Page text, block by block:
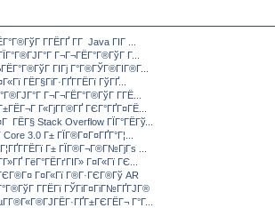
Г­ГЁГҐ Г­Г Java ГІГ ...
Г¬Г¬ГЁГ°Г®ГўГ Г­...
ГІГј Г°Г®ГЎГ®ГІГ®Г...
ГЁГ§ГіГ·ГҐГ­ГЁГї ГўГҐ...
Г¬Г¬ГЁГ°Г®ГўГ Г­ГЁ...
Г«ГјГ­Г®ГҐ ГЄГ°ГҐГ¤ГЁ...
Stack Overflow ГЇГ°ГЁГў...
3.0 Г± ГЇГ®Г¤Г¤ГҐГ°Г¦...
Г± ГЇГ®Г¬Г®Г№ГјГѕ ...
ГёГ°ГЁГґГІГ» Г¤Г«Гї ГЄ...
Г¤Г«Гї Г®Г·ГЄГ®Гў AR
Г­ГЁГї ГЎГіГ¤ГіГ№ГҐГЈГ®
Г°Г...